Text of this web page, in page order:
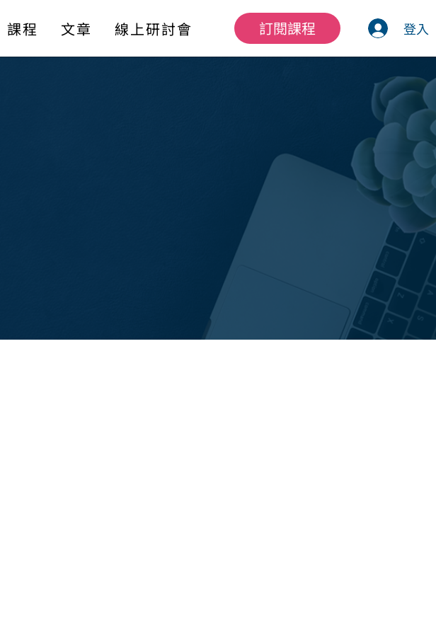
登入
課程 文章 線上研討會 訂閱課程